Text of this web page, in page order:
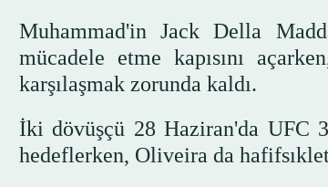
Muhammad'in Jack Della
mücadele etme kapısını
karşılaşmak zorunda kaldı.
İki dövüşçü 28 Haziran'da UFC
hedeflerken, Oliveira da